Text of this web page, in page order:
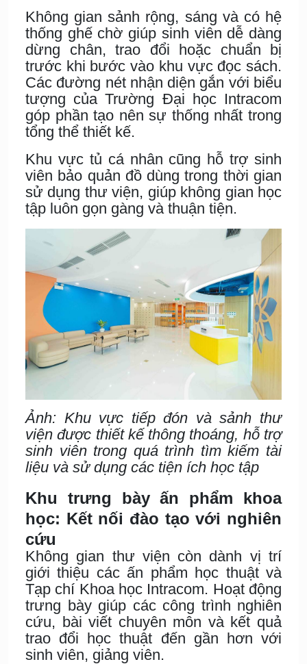
Không gian sảnh rộng, sáng và có hệ
thống ghế chờ giúp sinh viên dễ dàng
dừng chân, trao đổi hoặc chuẩn bị
trước khi bước vào khu vực đọc sách.
Các đường nét nhận diện gắn với biểu
tượng của Trường Đại học Intracom
góp phần tạo nên sự thống nhất trong
tổng thể thiết kế.
Khu vực tủ cá nhân cũng hỗ trợ sinh
viên bảo quản đồ dùng trong thời gian
sử dụng thư viện, giúp không gian học
tập luôn gọn gàng và thuận tiện.
Ảnh: Khu vực tiếp đón và sảnh thư
viện được thiết kế thông thoáng, hỗ trợ
sinh viên trong quá trình tìm kiếm tài
liệu và sử dụng các tiện ích học tập
Khu trưng bày ấn phẩm khoa
học: Kết nối đào tạo với nghiên
cứu
Không gian thư viện còn dành vị trí
giới thiệu các ấn phẩm học thuật và
Tạp chí Khoa học Intracom. Hoạt động
trưng bày giúp các công trình nghiên
cứu, bài viết chuyên môn và kết quả
trao đổi học thuật đến gần hơn với
sinh viên, giảng viên.